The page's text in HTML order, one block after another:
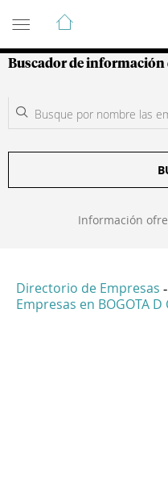
Guía de
Buscador de información
Información
Directorio de Empresas -
Empresas en BOGOTA D